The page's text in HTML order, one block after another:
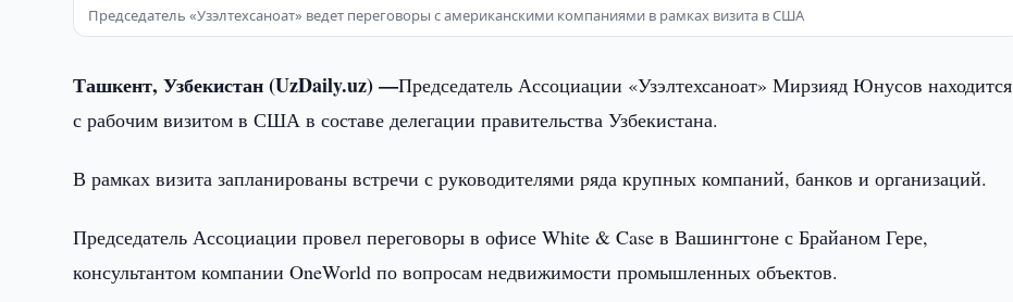
Председатель «Узэлтехсаноат» ведет переговоры с американскими компаниями в рамках визита в США
Ташкент, Узбекистан (UzDaily.uz) —Председатель Ассоциации «Узэлтехсаноат» Мирзияд Юнусов находится
с рабочим визитом в США в составе делегации правительства Узбекистана.
В рамках визита запланированы встречи с руководителями ряда крупных компаний, банков и организаций.
Председатель Ассоциации провел переговоры в офисе White & Case в Вашингтоне с Брайаном Гере,
консультантом компании OneWorld по вопросам недвижимости промышленных объектов.